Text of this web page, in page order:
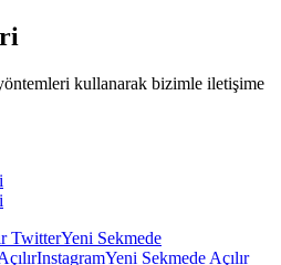
kullanarak bizimle iletişime
TwitterYeni Sekmede
InstagramYeni Sekmede Açılır